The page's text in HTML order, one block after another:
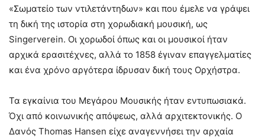
«Σωματείο των ντιλετάντηδων» και που έμελε να γράψει
τη δική της ιστορία στη χορωδιακή μουσική, ως
Singerverein. Οι χορωδοί όπως και οι μουσικοί ήταν
αρχικά ερασιτέχνες, αλλά το 1858 έγιναν επαγγελματίες
και ένα χρόνο αργότερα ίδρυσαν δική τους Ορχήστρα.
Τα εγκαίνια του Μεγάρου Μουσικής ήταν εντυπωσιακά.
Όχι από κοινωνικής απόψεως, αλλά αρχιτεκτονικής. Ο
Δανός Thomas Hansen είχε αναγεννήσει την αρχαία